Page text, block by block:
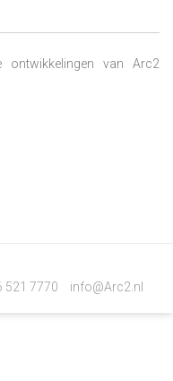
van Arc2
521 7770 info@Arc2.nl